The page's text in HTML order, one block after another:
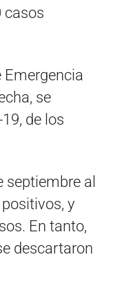
casos
Emergencia
se
de los
septiembre al
y
En tanto,
descartaron